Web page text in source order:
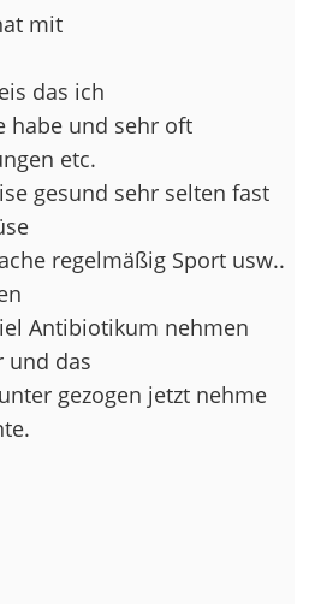
mit
das ich
habe und sehr oft
etc.
gesund sehr selten fast
regelmäßig Sport usw..
Antibiotikum nehmen
und das
gezogen jetzt nehme